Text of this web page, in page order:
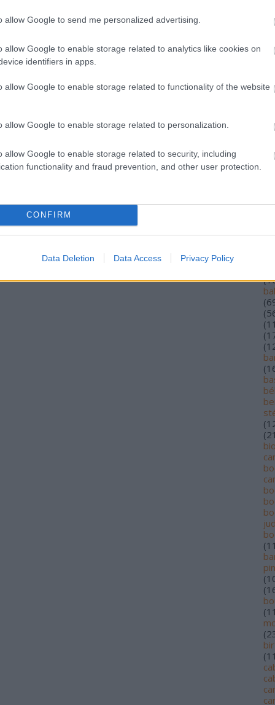
allow Google to send me personalized advertising.
allow Google to enable storage related to analytics like cookies on
identifiers in apps.
allow Google to enable storage related to functionality of the website
allow Google to enable storage related to personalization.
allow Google to enable storage related to security, including
functionality and fraud prevention, and other user protection.
CONFIRM
Data Deletion Data Access Privacy Policy
TOVÁBB
0
pinot noir wachau olaszország németország rajnai
gilles fevre
(
(
(
(
(
(
(
(
(
(
(21
(11
(
(
(11
(
(